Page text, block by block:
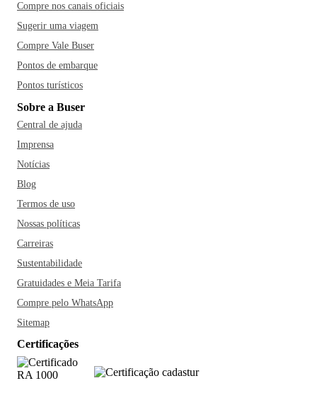
Compre nos canais oficiais
Sugerir uma viagem
Compre Vale Buser
Pontos de embarque
Pontos turísticos
Sobre a Buser
Central de ajuda
Imprensa
Notícias
Blog
Termos de uso
Nossas políticas
Carreiras
Sustentabilidade
Gratuidades e Meia Tarifa
Compre pelo WhatsApp
Sitemap
Certificações